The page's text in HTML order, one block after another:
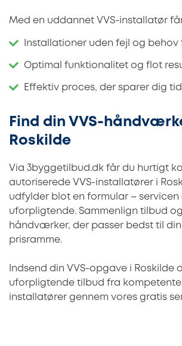
Med en uddannet VVS-installatør
Installationer uden fejl og
Optimal funktionalitet og flot
Effektiv proces, der sparer dig tid
Find din VVS-
Roskilde
Via 3byggetilbud.dk får du hurtigt
autoriserede VVS-installatører i
udfylder blot en formular – servicen
uforpligtende. Sammenlign tilbud
håndværker, der passer bedst til
prisramme.
Indsend din VVS-opgave i Roskilde
uforpligtende tilbud fra
installatører gennem vores gratis